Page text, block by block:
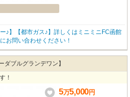
♪】【都市ガス♪】詳しくはミニミニFC函館
お問い合わせください！
ブルグランデワン】
！
5万5,000円